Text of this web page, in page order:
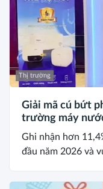
Thị trường
Giải mã cú bứt
trường máy
Ghi nhận hơn
đầu năm 2026 và